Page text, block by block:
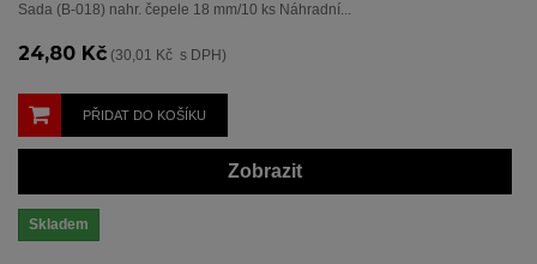
Sada (B-018) nahr. čepele 18 mm/10 ks Náhradní...
24,80 Kč (30,01 Kč s DPH)
PŘIDAT DO KOŠÍKU
Zobrazit
Skladem